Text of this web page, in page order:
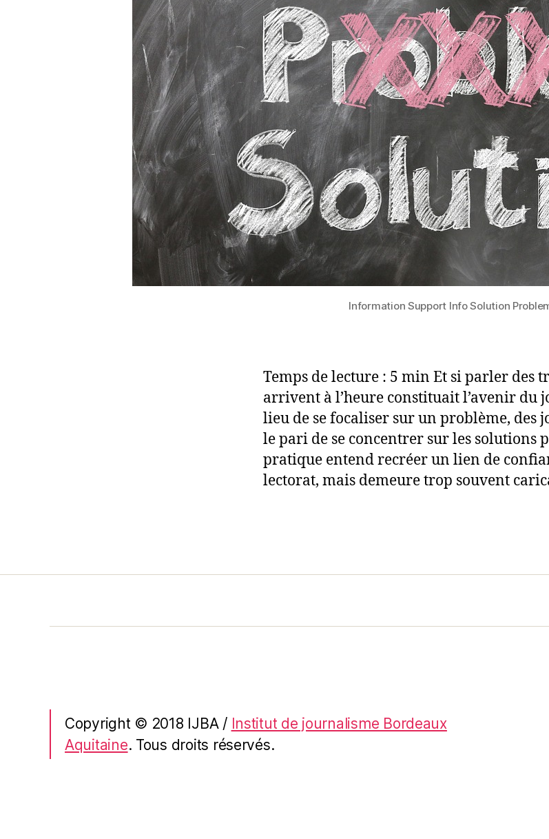
Information Support Info Solution
Temps de lecture : 5 min Et si parler des
arrivent à l’heure constituait l’avenir du
lieu de se focaliser sur un problème, des
le pari de se concentrer sur les solutions
pratique entend recréer un lien de
lectorat, mais demeure trop souvent
Copyright © 2018 IJBA / Institut de journalisme Bordeaux
Aquitaine. Tous droits réservés.